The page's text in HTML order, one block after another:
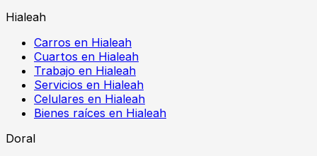
Hialeah
Carros en Hialeah
Cuartos en Hialeah
Trabajo en Hialeah
Servicios en Hialeah
Celulares en Hialeah
Bienes raíces en Hialeah
Doral